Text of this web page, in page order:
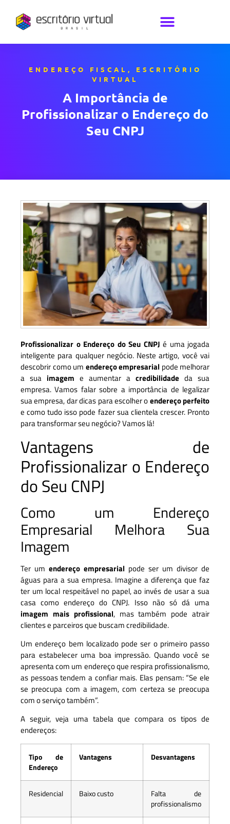
ENDEREÇO FISCAL , ESCRITÓRIO
VIRTUAL
A Importância de
Profissionalizar o Endereço do
Seu CNPJ
Profissionalizar o Endereço do Seu CNPJ é uma jogada
inteligente para qualquer negócio. Neste artigo, você vai
descobrir como um endereço empresarial pode melhorar
a sua imagem e aumentar a credibilidade da sua
empresa. Vamos falar sobre a importância de legalizar
sua empresa, dar dicas para escolher oendereço perfeito
e como tudo isso pode fazer sua clientela crescer. Pronto
para transformar seu negócio? Vamos lá!
Vantagens de
Profissionalizar o Endereço
do Seu CNPJ
Como um Endereço
Empresarial Melhora Sua
Imagem
Ter um endereço empresarial pode ser um divisor de
águas para a sua empresa. Imagine a diferença que faz
ter um local respeitável no papel, ao invés de usar a sua
casa como endereço do CNPJ. Isso não só dá uma
imagem mais profissional, mas também pode atrair
clientes e parceiros que buscam credibilidade.
Um endereço bem localizado pode ser o primeiro passo
para estabelecer uma boa impressão. Quando você se
apresenta com um endereço que respira profissionalismo,
as pessoas tendem a confiar mais. Elas pensam: “Se ele
se preocupa com a imagem, com certeza se preocupa
com o serviço também”.
A seguir, veja uma tabela que compara os tipos de
endereços:
Tipo de
Endereço
Vantagens Desvantagens
Residencial Baixo custo
Falta de
profissionalismo